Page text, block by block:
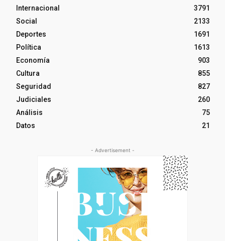
Internacional
3791
Social
2133
Deportes
1691
Política
1613
Economía
903
Cultura
855
Seguridad
827
Judiciales
260
Análisis
75
Datos
21
- Advertisement -